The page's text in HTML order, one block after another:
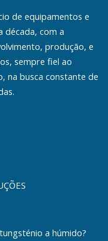
de equipamentos e
década, com a
produção, e
sempre fiel ao
na busca constante de
a húmido?